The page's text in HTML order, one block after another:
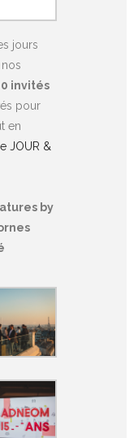
jours
nos
invités
pour
en
JOUR &
by